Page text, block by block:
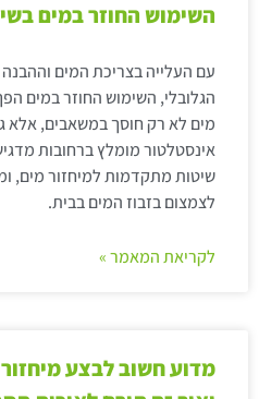
השימוש החוזר במים
עם העלייה בצריכת המים
הגלובלי, השימוש החוזר במים
מים לא רק חוסך במשאבים, אלא
אינסטלטור מומלץ ברחובות
שיטות מתקדמות למיחזור מים,
לצמצום בזבוז המים בבית.
לקריאת המאמר »
מדוע חשוב לבצע מיחזור